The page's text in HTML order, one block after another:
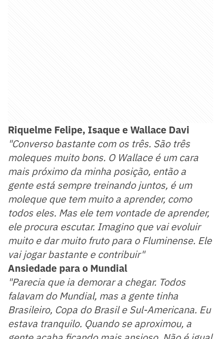
Riquelme Felipe, Isaque e Wallace Davi
"Converso bastante com os três. São três
moleques muito bons. O Wallace é um cara
mais próximo da minha posição, então a
gente está sempre treinando juntos, é um
moleque que tem muito a aprender, como
todos eles. Mas ele tem vontade de aprender,
ele procura escutar. Imagino que vai evoluir
muito e dar muito fruto para o Fluminense. Ele
vai jogar bastante e contribuir"
Ansiedade para o Mundial
"Parecia que ia demorar a chegar. Todos
falavam do Mundial, mas a gente tinha
Brasileiro, Copa do Brasil e Sul-Americana. Eu
estava tranquilo. Quando se aproximou, a